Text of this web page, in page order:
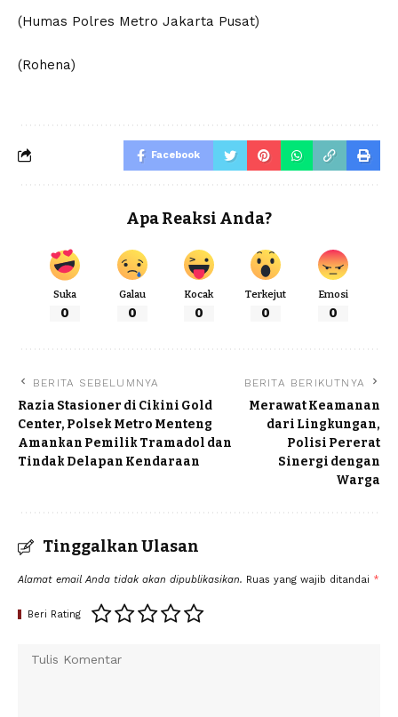
(Humas Polres Metro Jakarta Pusat)
(Rohena)
Facebook
Apa Reaksi Anda?
Suka
0
Galau
0
Kocak
0
Terkejut
0
Emosi
0
BERITA SEBELUMNYA
Razia Stasioner di Cikini Gold
Center, Polsek Metro Menteng
Amankan Pemilik Tramadol dan
Tindak Delapan Kendaraan
BERITA BERIKUTNYA
Merawat Keamanan
dari Lingkungan,
Polisi Pererat
Sinergi dengan
Warga
Tinggalkan Ulasan
Alamat email Anda tidak akan dipublikasikan. Ruas yang wajib ditandai *
Beri Rating